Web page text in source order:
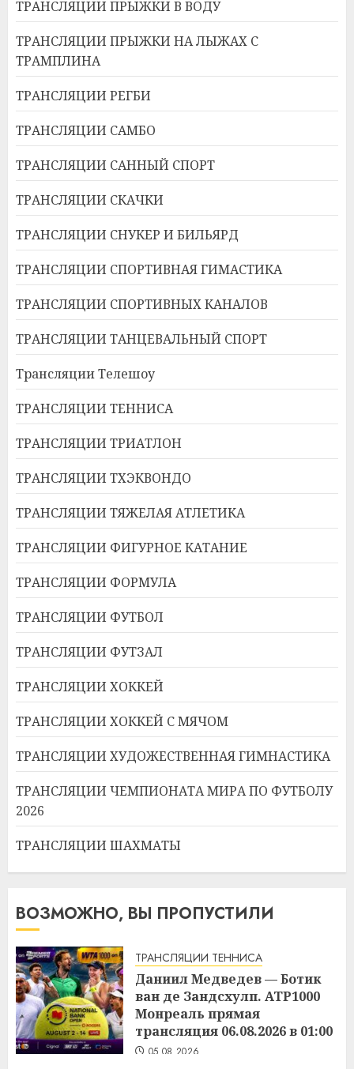
ТРАНСЛЯЦИИ ПРЫЖКИ В ВОДУ
ТРАНСЛЯЦИИ ПРЫЖКИ НА ЛЫЖАХ С
ТРАМПЛИНА
ТРАНСЛЯЦИИ РЕГБИ
ТРАНСЛЯЦИИ САМБО
ТРАНСЛЯЦИИ САННЫЙ СПОРТ
ТРАНСЛЯЦИИ СКАЧКИ
ТРАНСЛЯЦИИ СНУКЕР И БИЛЬЯРД
ТРАНСЛЯЦИИ СПОРТИВНАЯ ГИМАСТИКА
ТРАНСЛЯЦИИ СПОРТИВНЫХ КАНАЛОВ
ТРАНСЛЯЦИИ ТАНЦЕВАЛЬНЫЙ СПОРТ
Трансляции Телешоу
ТРАНСЛЯЦИИ ТЕННИСА
ТРАНСЛЯЦИИ ТРИАТЛОН
ТРАНСЛЯЦИИ ТХЭКВОНДО
ТРАНСЛЯЦИИ ТЯЖЕЛАЯ АТЛЕТИКА
ТРАНСЛЯЦИИ ФИГУРНОЕ КАТАНИЕ
ТРАНСЛЯЦИИ ФОРМУЛА
ТРАНСЛЯЦИИ ФУТБОЛ
ТРАНСЛЯЦИИ ФУТЗАЛ
ТРАНСЛЯЦИИ ХОККЕЙ
ТРАНСЛЯЦИИ ХОККЕЙ С МЯЧОМ
ТРАНСЛЯЦИИ ХУДОЖЕСТВЕННАЯ ГИМНАСТИКА
ТРАНСЛЯЦИИ ЧЕМПИОНАТА МИРА ПО ФУТБОЛУ
2026
ТРАНСЛЯЦИИ ШАХМАТЫ
ВОЗМОЖНО, ВЫ ПРОПУСТИЛИ
ТРАНСЛЯЦИИ ТЕННИСА
Даниил Медведев — Ботик
ван де Зандсхулп. ATP1000
Монреаль прямая
трансляция 06.08.2026 в 01:00
05.08.2026